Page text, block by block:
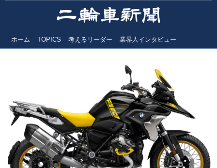
ホーム TOPICS 考えるリーダー 業界人インタビュー